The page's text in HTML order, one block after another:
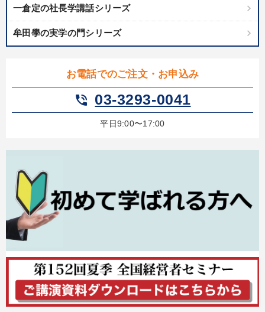
一倉定の社長学講話シリーズ
牟田學の実学の門シリーズ
お電話でのご注文・お申込み
phone_in_talk 03-3293-0041
平日9:00〜17:00